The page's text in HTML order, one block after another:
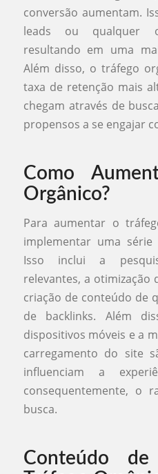
conversão aumentam.
leads ou qualquer
resultando em uma
Além disso, o tráfego
taxa de retenção mais
chegam através de
propensos a se engajar
Como
Orgânico?
Para aumentar o
implementar uma série
Isso inclui a
relevantes, a otimização
criação de conteúdo de
de backlinks. Além
dispositivos móveis e a
carregamento do site
influenciam a
consequentemente, o
busca.
Conteúdo